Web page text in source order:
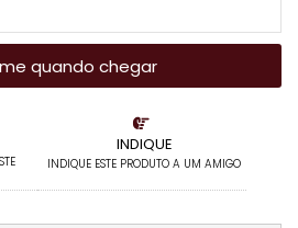
INDIQUE
INDIQUE ESTE PRODUTO A UM AMIGO
quando chegar